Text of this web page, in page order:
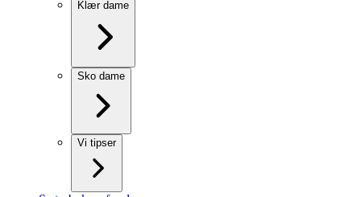
Klær dame
Sko dame
Vi tipser